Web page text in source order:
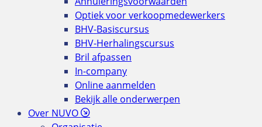
Optiek voor verkoopmedewerkers
BHV-Basiscursus
BHV-Herhalingscursus
Bril afpassen
In-company
Online aanmelden
Bekijk alle onderwerpen
Over NUVO